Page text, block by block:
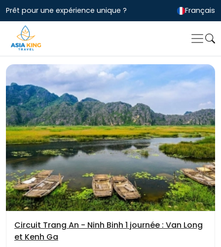
Prêt pour une expérience unique ? Français
Circuit Trang An - Ninh Binh 1 journée : Van Long
et Kenh Ga